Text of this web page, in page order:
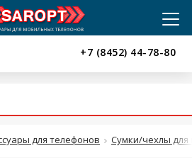
+7 (8452) 44-78-80
для телефонов Сумки/чехлы для